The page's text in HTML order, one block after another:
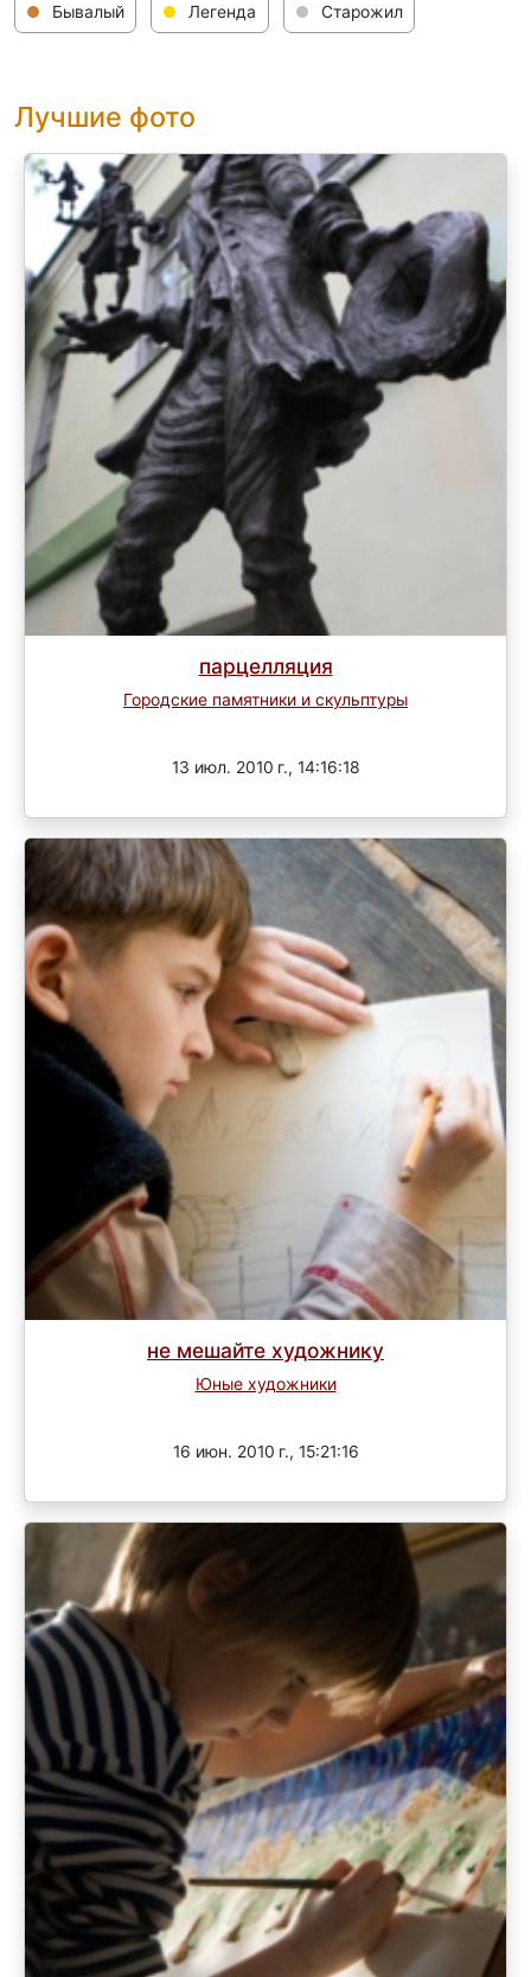
Бывалый Легенда Старожил
Лучшие фото
парцелляция
Городские памятники и скульптуры
13 июл. 2010 г., 14:16:18
не мешайте художнику
Юные художники
16 июн. 2010 г., 15:21:16